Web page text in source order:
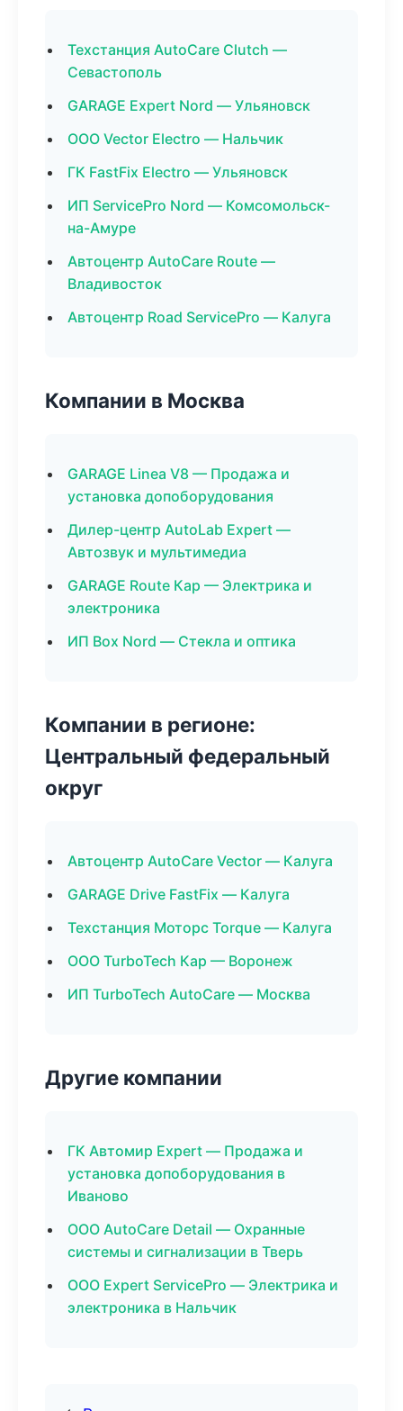
Техстанция AutoCare Clutch —
Севастополь
GARAGE Expert Nord — Ульяновск
ООО Vector Electro — Нальчик
ГК FastFix Electro — Ульяновск
ИП ServicePro Nord — Комсомольск-
на-Амуре
Автоцентр AutoCare Route —
Владивосток
Автоцентр Road ServicePro — Калуга
Компании в Москва
GARAGE Linea V8 — Продажа и
установка допоборудования
Дилер-центр AutoLab Expert —
Автозвук и мультимедиа
GARAGE Route Кар — Электрика и
электроника
ИП Box Nord — Стекла и оптика
Компании в регионе:
Центральный федеральный
округ
Автоцентр AutoCare Vector — Калуга
GARAGE Drive FastFix — Калуга
Техстанция Моторс Torque — Калуга
ООО TurboTech Кар — Воронеж
ИП TurboTech AutoCare — Москва
Другие компании
ГК Автомир Expert — Продажа и
установка допоборудования в
Иваново
ООО AutoCare Detail — Охранные
системы и сигнализации в Тверь
ООО Expert ServicePro — Электрика и
электроника в Нальчик